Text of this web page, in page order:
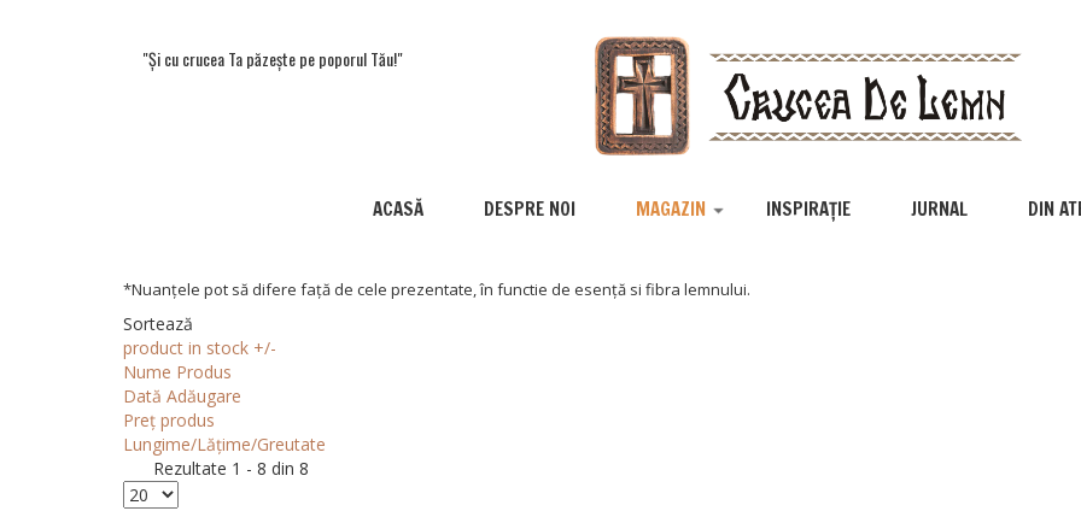
"Și cu crucea Ta păzește pe poporul Tău!"
ACASĂ DESPRE NOI MAGAZIN INSPIRAȚIE JURNAL DIN
*Nuanțele pot să difere față de cele prezentate, în functie de esență si fibra lemnului.
Sortează
product in stock +/-
Nume Produs
Dată Adăugare
Preț produs
Lungime/Lățime/Greutate
Rezultate 1 - 8 din 8